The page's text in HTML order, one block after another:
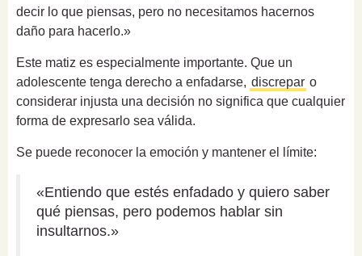
decir lo que piensas, pero no necesitamos hacernos
daño para hacerlo.»
Este matiz es especialmente importante. Que un
adolescente tenga derecho a enfadarse, discrepar o
considerar injusta una decisión no significa que cualquier
forma de expresarlo sea válida.
Se puede reconocer la emoción y mantener el límite:
«Entiendo que estés enfadado y quiero saber
qué piensas, pero podemos hablar sin
insultarnos.»